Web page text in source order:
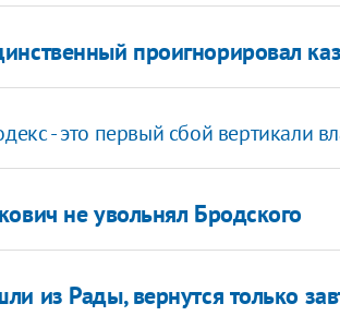
проигнорировал
- это первый сбой вертикали
не увольнял Бродского
из Рады, вернутся только